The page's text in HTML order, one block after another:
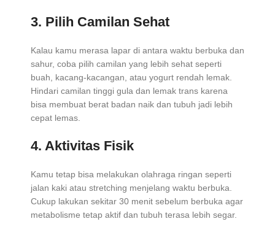
3. Pilih Camilan Sehat
Kalau kamu merasa lapar di antara waktu berbuka dan
sahur, coba pilih camilan yang lebih sehat seperti
buah, kacang-kacangan, atau yogurt rendah lemak.
Hindari camilan tinggi gula dan lemak trans karena
bisa membuat berat badan naik dan tubuh jadi lebih
cepat lemas.
4. Aktivitas Fisik
Kamu tetap bisa melakukan olahraga ringan seperti
jalan kaki atau stretching menjelang waktu berbuka.
Cukup lakukan sekitar 30 menit sebelum berbuka agar
metabolisme tetap aktif dan tubuh terasa lebih segar.